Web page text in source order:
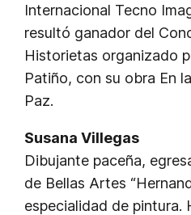
Internacional Tecno
resultó ganador del
Historietas organizado
Patiño, con su obra En
Paz.
Susana Villegas
Dibujante paceña,
de Bellas Artes
especialidad de pintura.